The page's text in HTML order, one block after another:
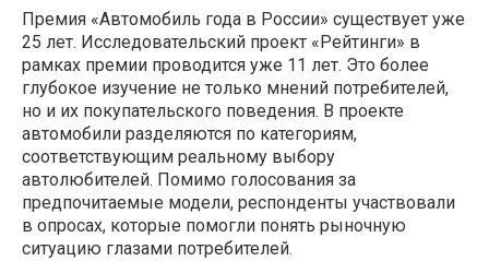
Премия «Автомобиль года в России» существует уже
25 лет. Исследовательский проект «Рейтинги» в
рамках премии проводится уже 11 лет. Это более
глубокое изучение не только мнений потребителей,
но и их покупательского поведения. В проекте
автомобили разделяются по категориям,
соответствующим реальному выбору
автолюбителей. Помимо голосования за
предпочитаемые модели, респонденты участвовали
в опросах, которые помогли понять рыночную
ситуацию глазами потребителей.